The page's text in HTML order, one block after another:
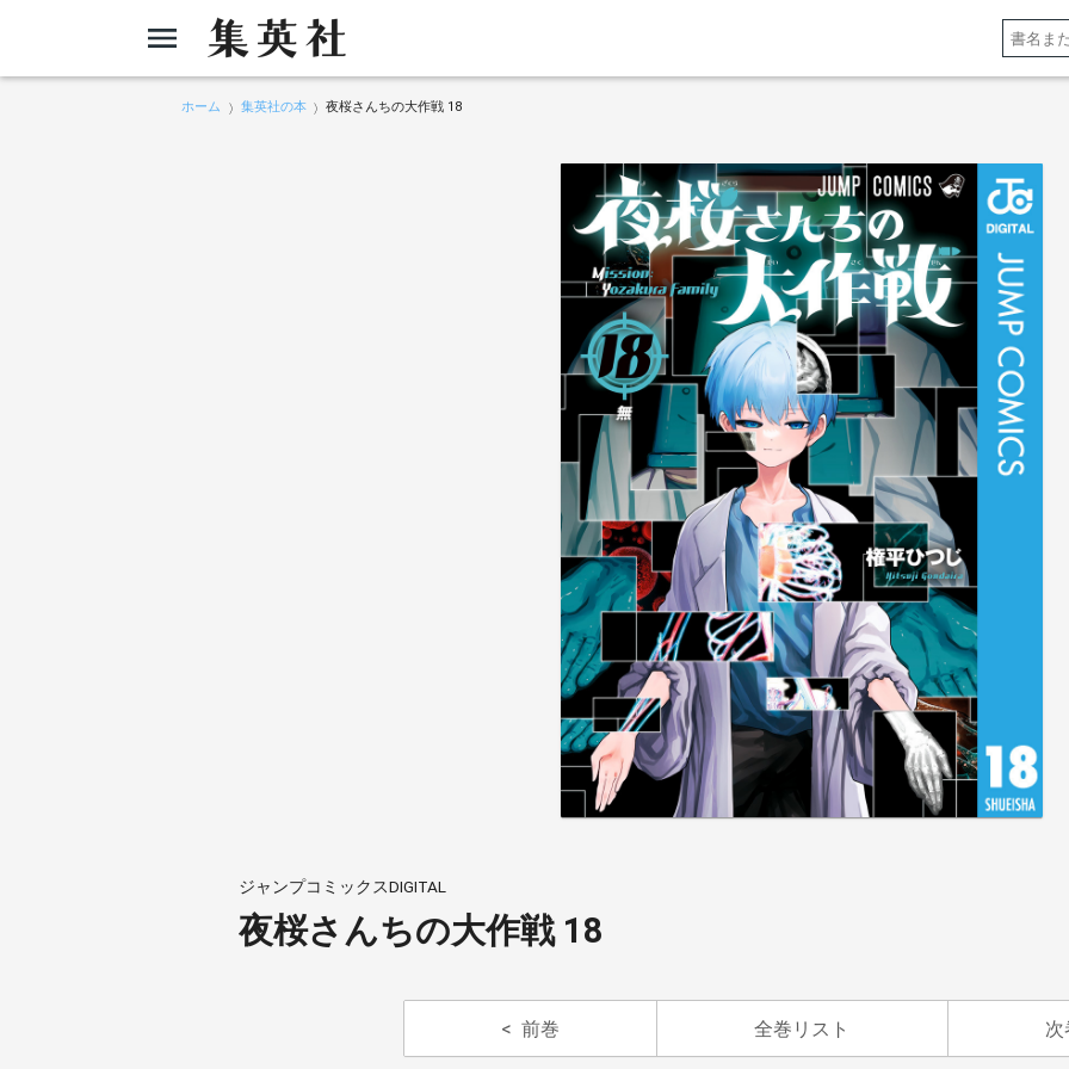
ホーム 集英社の本 夜桜さんちの大作戦 18
ジャンプコミックスDIGITAL
夜桜さんちの大作戦 18
前巻 全巻リスト 次